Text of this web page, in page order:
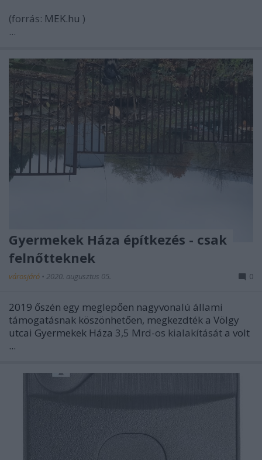
(forrás: MEK.hu )
...
Gyermekek Háza építkezés - csak
felnőtteknek
városjáró • 2020. augusztus 05. 0
2019 őszén egy meglepően nagyvonalú állami
támogatásnak köszönhetően, megkezdték a Völgy
utcai Gyermekek Háza 3,5 Mrd-os kialakítását a volt
...